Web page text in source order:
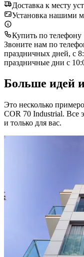
Доставка к месту
Установка нашими
Купить по телефону
Звоните нам по
праздничных дней, с
праздничные дни с
Больше идей
Это несколько
COR 70 Industrial. Все
и только для вас.